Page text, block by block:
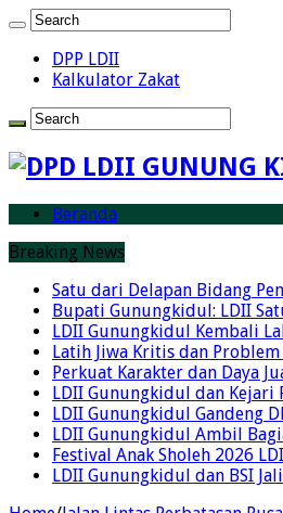
DPP LDII
Kalkulator Zakat
Beranda
Breaking News
Satu dari Delapan Bidang
Bupati Gunungkidul: LDII
LDII Gunungkidul Kembali
Latih Jiwa Kritis dan
Perkuat Karakter dan Daya
LDII Gunungkidul dan Kejari
LDII Gunungkidul Gandeng
LDII Gunungkidul Ambil
Festival Anak Sholeh 2026
LDII Gunungkidul dan BSI